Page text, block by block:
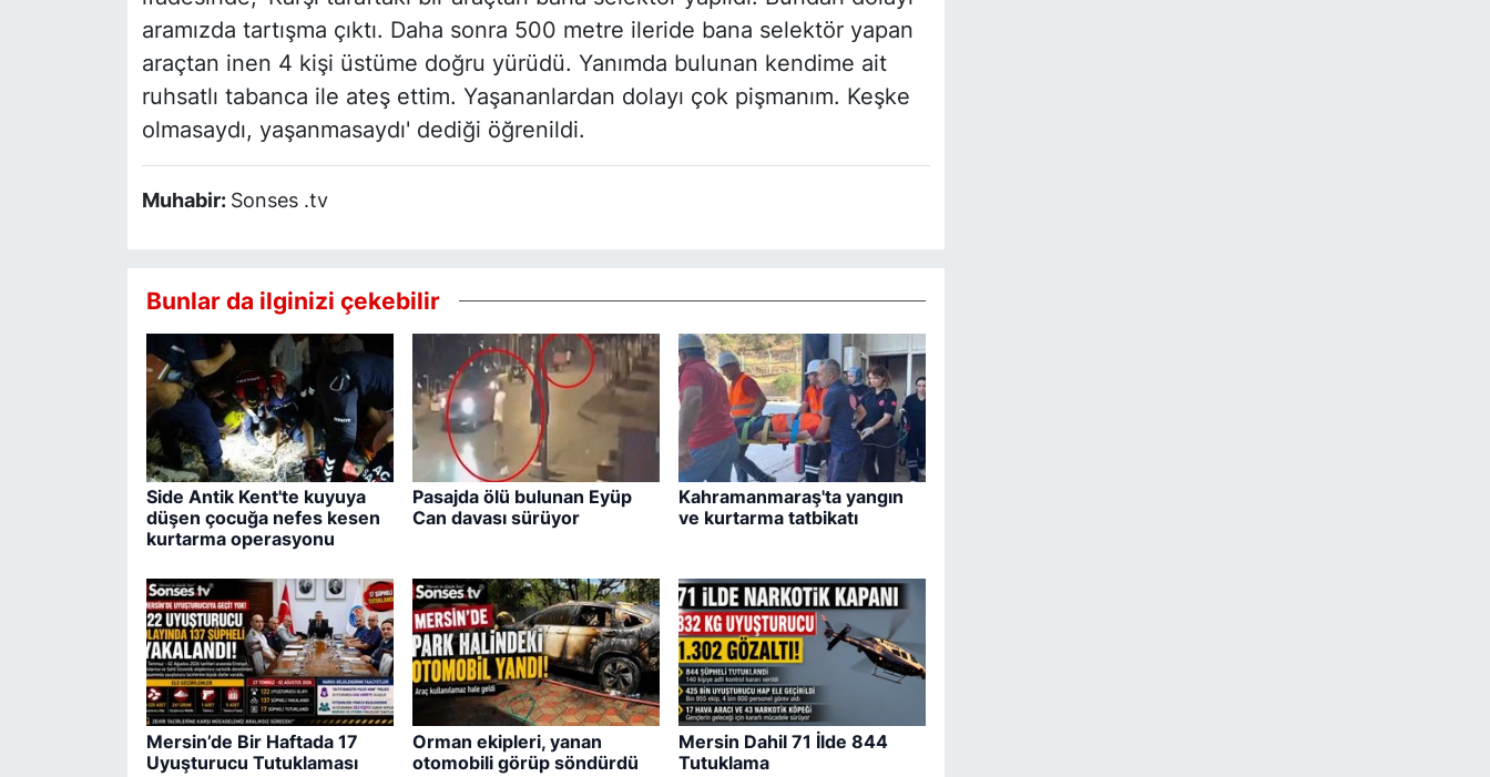
aramızda tartışma çıktı. Daha sonra 500 metre ileride bana selektör yapan
araçtan inen 4 kişi üstüme doğru yürüdü. Yanımda bulunan kendime ait
ruhsatlı tabanca ile ateş ettim. Yaşananlardan dolayı çok pişmanım. Keşke
olmasaydı, yaşanmasaydı' dediği öğrenildi.
Muhabir: Sonses .tv
Bunlar da ilginizi çekebilir
Side Antik Kent'te kuyuya
düşen çocuğa nefes kesen
kurtarma operasyonu
Pasajda ölü bulunan Eyüp
Can davası sürüyor
Kahramanmaraş'ta yangın
ve kurtarma tatbikatı
Mersin’de Bir Haftada 17
Uyuşturucu Tutuklaması
Orman ekipleri, yanan
otomobili görüp söndürdü
Mersin Dahil 71 İlde 844
Tutuklama